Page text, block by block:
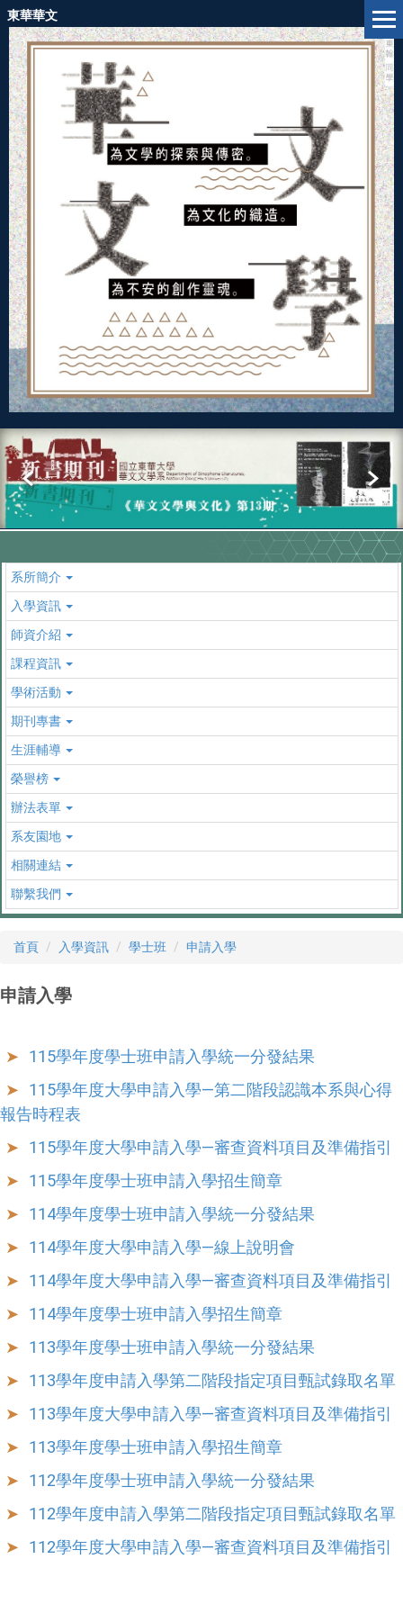
跳
到
主
要
內
容
區
東華華文
系所簡介
入學資訊
師資介紹
課程資訊
學術活動
期刊專書
生涯輔導
榮譽榜
辦法表單
系友園地
相關連結
聯繫我們
首頁 入學資訊 學士班 申請入學
申請入學
115學年度學士班申請入學統一分發結果
115學年度大學申請入學—第二階段認識本系與心得
報告時程表
115學年度大學申請入學—審查資料項目及準備指引
115學年度學士班申請入學招生簡章
114學年度學士班申請入學統一分發結果
114學年度大學申請入學—線上說明會
114學年度大學申請入學—審查資料項目及準備指引
114學年度學士班申請入學招生簡章
113學年度學士班申請入學統一分發結果
113學年度申請入學第二階段指定項目甄試錄取名單
113學年度大學申請入學—審查資料項目及準備指引
113學年度學士班申請入學招生簡章
112學年度學士班申請入學統一分發結果
112學年度申請入學第二階段指定項目甄試錄取名單
112學年度大學申請入學—審查資料項目及準備指引